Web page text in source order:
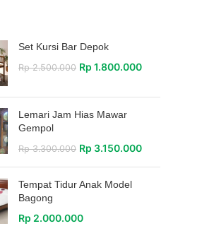
Set Kursi Bar Depok
Rp2.500.000 Rp 1.800.000
Lemari Jam Hias Mawar
Gempol
Rp3.300.000 Rp 3.150.000
Tempat Tidur Anak Model
Bagong
Rp 2.000.000